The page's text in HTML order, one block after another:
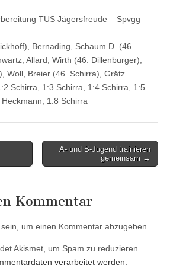
TUS Jägersfreude – Spvgg
Bernading, Schaum D. (46.
Allard, Wirth (46. Dillenburger),
Woll, Breier (46. Schirra), Grätz
Schirra, 1:3 Schirra, 1:4 Schirra, 1:5
1:8 Schirra
A- und B-Jugend trainieren
gemeinsam →
Kommentar
sein, um einen Kommentar abzugeben.
Akismet, um Spam zu reduzieren.
verarbeitet werden.